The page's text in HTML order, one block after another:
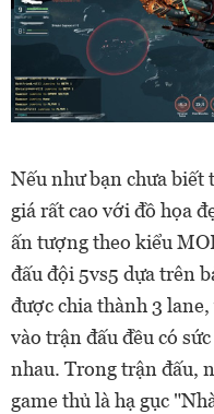
Nếu như bạn chưa biết
giá rất cao với đồ họa
ấn tượng theo kiểu
đấu đội 5vs5 dựa trên
được chia thành 3
vào trận đấu đều có
nhau. Trong trận đấu,
game thủ là hạ gục